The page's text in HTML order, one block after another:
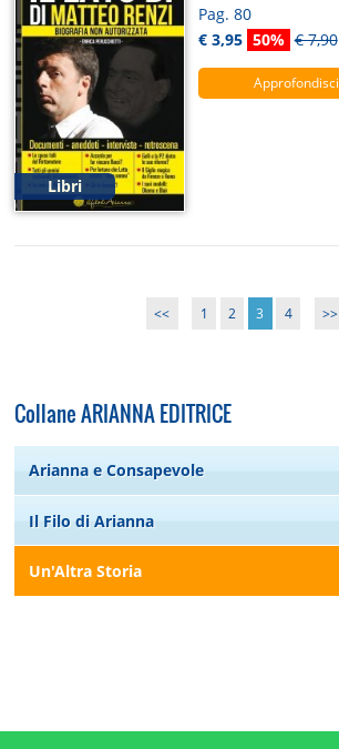
Libri
Pag. 80
€ 3,95 50% € 7,90
Approfondisci
<< 1 2 3 4 >>
Collane ARIANNA EDITRICE
Arianna e Consapevole
Il Filo di Arianna
Un'Altra Storia